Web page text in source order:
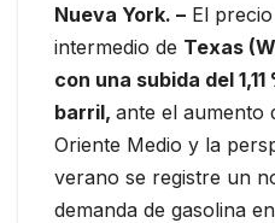
Nueva York. – El
intermedio de Texas
con una subida del
barril, ante el aumento
Oriente Medio y la
verano se registre un
demanda de gasolina